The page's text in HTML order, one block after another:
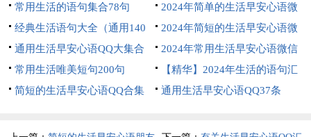
常用生活的语句集合78句
2024年简单的生活早安心语微
信大汇总59条
经典生活语句大全（通用140
句）
2024年简短的生活早安心语微
信汇编40句
通用生活早安心语QQ大集合
52句
2024年常用生活早安心语微信
24句
常用生活唯美短句200句
【精华】2024年生活的语句汇
编57条
简短的生活早安心语QQ合集
通用生活早安心语QQ37条